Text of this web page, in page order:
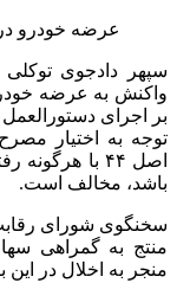
عرضه خودرو
سپهر دادجوی
واکنش به عرضه
توجه به اختیار
اصل ۴۴ با
باشد، مخالف است.
سخنگوی شورای
منتج به گمراهی
منجر به اخلال در این